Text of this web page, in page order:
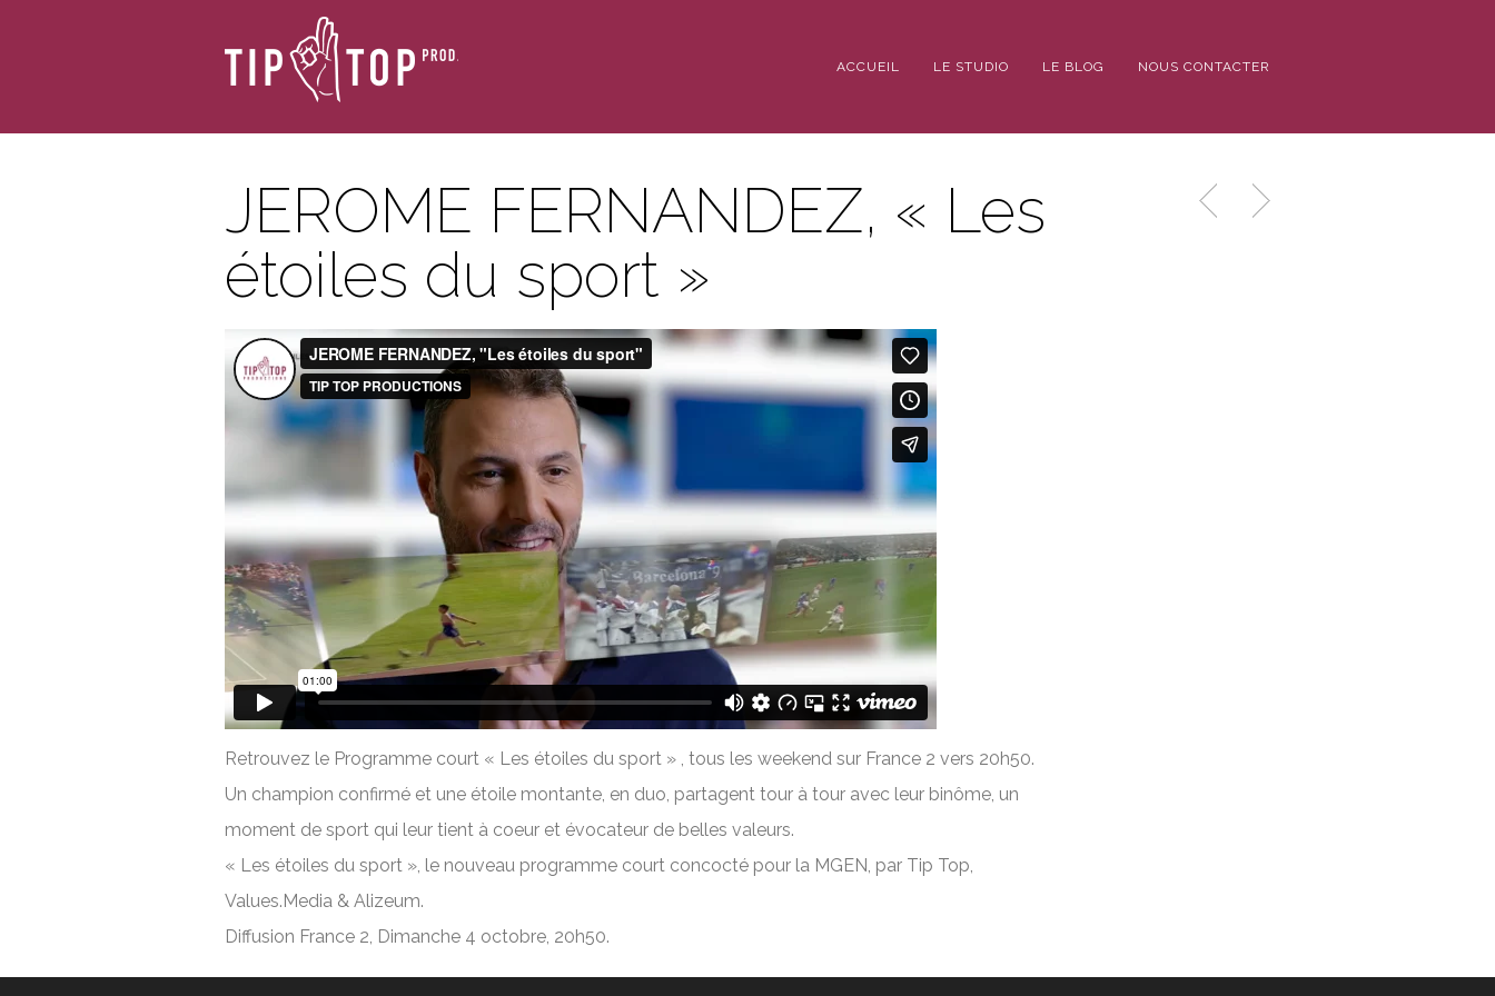
ACCUEIL LE STUDIO LE BLOG NOUS CONTACTER
JEROME FERNANDEZ, « Les
étoiles du sport »
Retrouvez le Programme court « Les étoiles du sport » , tous les weekend sur France 2 vers 20h50.
Un champion confirmé et une étoile montante, en duo, partagent tour à tour avec leur binôme, un
moment de sport qui leur tient à coeur et évocateur de belles valeurs.
« Les étoiles du sport », le nouveau programme court concocté pour la MGEN, par Tip Top,
Values.Media & Alizeum.
Diffusion France 2, Dimanche 4 octobre, 20h50.